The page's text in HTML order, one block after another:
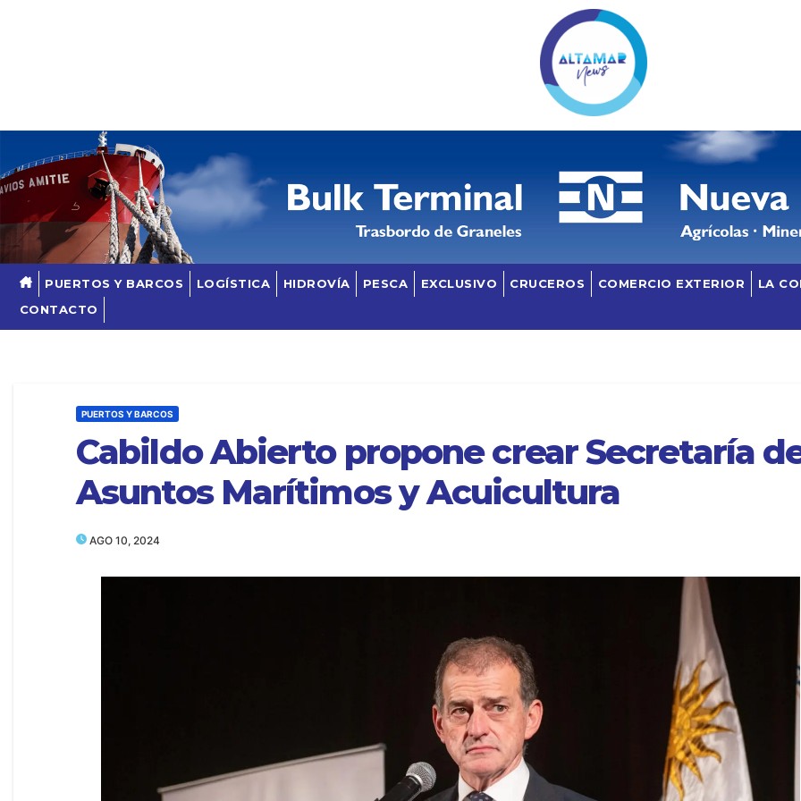
PUERTOS Y BARCOS LOGÍSTICA HIDROVÍA PESCA EXCLUSIVO CRUCEROS COMERCIO EXTERIOR
LA
CONTACTO
PUERTOS Y BARCOS
Cabildo Abierto propone crear Secretaría
Asuntos Marítimos y Acuicultura
AGO 10, 2024